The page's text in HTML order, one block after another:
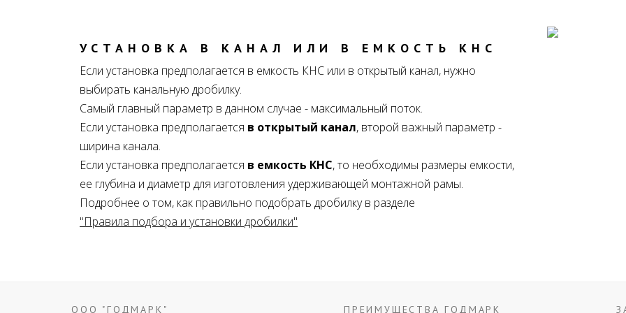
УСТАНОВКА В КАНАЛ ИЛИ В ЕМКОСТЬ КНС
Если установка предполагается в емкость КНС или в открытый канал, нужно
выбирать канальную дробилку.
Самый главный параметр в данном случае - максимальный поток.
Если установка предполагается в открытый канал, второй важный параметр -
ширина канала.
Если установка предполагается в емкость КНС, то необходимы размеры емкости,
ее глубина и диаметр для изготовления удерживающей монтажной рамы.
Подробнее о том, как правильно подобрать дробилку в разделе
"Правила подбора и установки дробилки"
ООО "ГОДМАРК" ПРЕИМУЩЕСТВА ГОДМАРК